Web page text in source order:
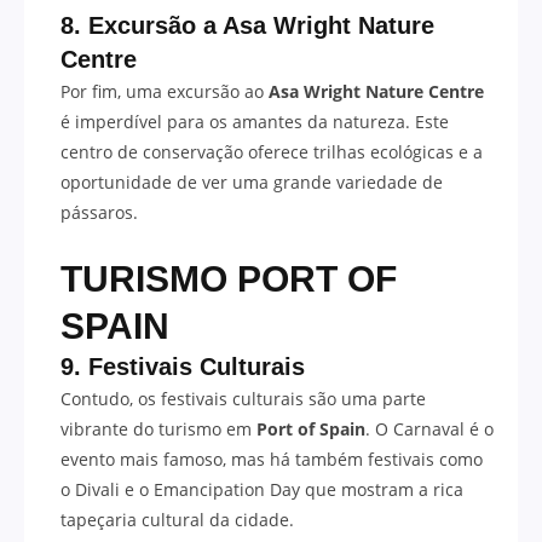
8. Excursão a Asa Wright Nature
Centre
Por fim, uma excursão ao Asa Wright Nature Centre
é imperdível para os amantes da natureza. Este
centro de conservação oferece trilhas ecológicas e a
oportunidade de ver uma grande variedade de
pássaros.
TURISMO PORT OF
SPAIN
9. Festivais Culturais
Contudo, os festivais culturais são uma parte
vibrante do turismo em Port of Spain. O Carnaval é o
evento mais famoso, mas há também festivais como
o Divali e o Emancipation Day que mostram a rica
tapeçaria cultural da cidade.